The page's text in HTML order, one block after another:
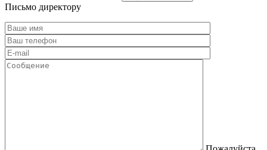
Письмо директору